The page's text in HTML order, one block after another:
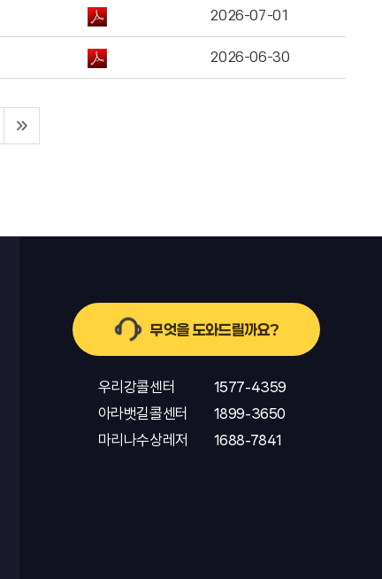
2026-07-01
2026-06-30
무엇을 도와드릴까요?
우리강콜센터
1577-4359
아라뱃길콜센터
1899-3650
마리나수상레저
1688-7841